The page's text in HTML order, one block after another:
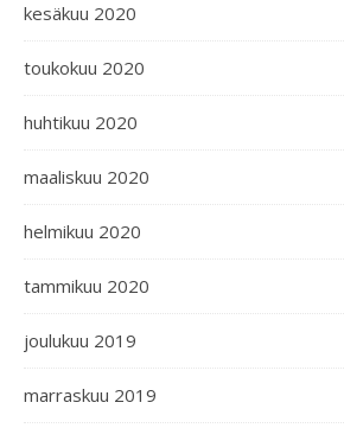
kesäkuu 2020
toukokuu 2020
huhtikuu 2020
maaliskuu 2020
helmikuu 2020
tammikuu 2020
joulukuu 2019
marraskuu 2019